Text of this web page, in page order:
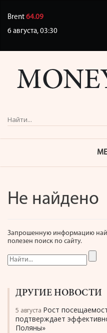
Brent64.09
6 августа,03:30
Не найдено
Запрошенную информацию
полезен поиск по сайту.
ДРУГИЕ НОВОСТИ
5 августа Рост
подтверждает
Поляны»